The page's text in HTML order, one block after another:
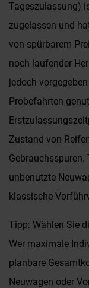
Tageszulassung)
zugelassen und
von spürbarem
noch laufender
jedoch
Probefahrten
Zustand von
unbenutzte
klassische
Tipp: Wählen Sie
Wer maximale
planbare
Neuwagen oder